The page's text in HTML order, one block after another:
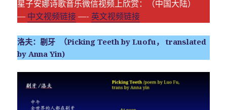
星子安娜诗歌音乐微信视频上欣赏：（中国大陆）
— 中文视频链接—- 英文视频链接
洛夫：剔牙 （Picking Teeth by Luofu， translated
by Anna Yin)